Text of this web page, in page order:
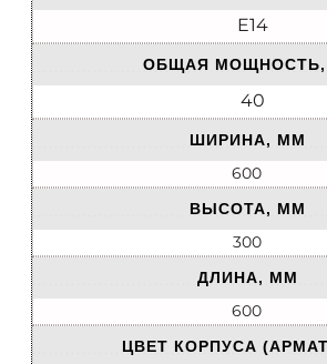
E14
ОБЩАЯ МОЩНОСТЬ,
40
ШИРИНА, ММ
600
ВЫСОТА, ММ
300
ДЛИНА, ММ
600
ЦВЕТ КОРПУСА